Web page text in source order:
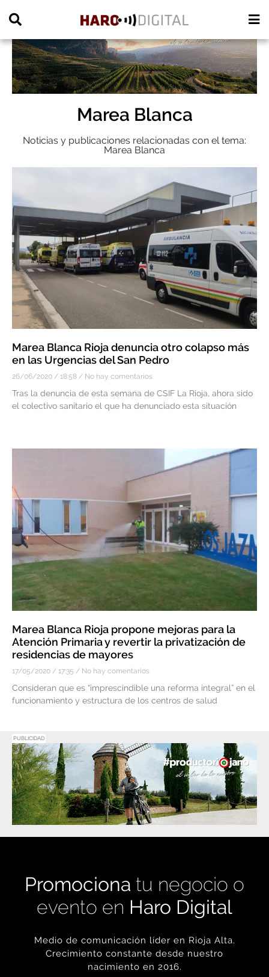
Marea Blanca
Noticias y publicaciones relacionadas con el tema:
Marea Blanca
Marea Blanca Rioja denuncia otro colapso más
en las Urgencias del San Pedro
26/06/2020 18:58 No hay comentarios
Tras la denuncia de esta semana de CSIF La Rioja, ahora sido
el colectivo sanitario el que ha denunciado esta situación
Marea Blanca Rioja propone mejoras para la
Atención Primaria y revertir la privatización de
residencias de mayores
17/05/2020 17:35 No hay comentarios
Consideran que es “imprescindible una reforma integral” en el
funcionamiento y estructura de los centros de salud
PUBLICIDAD
Promociona tu negocio o
evento en Haro Digital
Medio de comunicación líder en Rioja Alta.
Crecimiento constante desde nuestro
nacimiento en 2016.